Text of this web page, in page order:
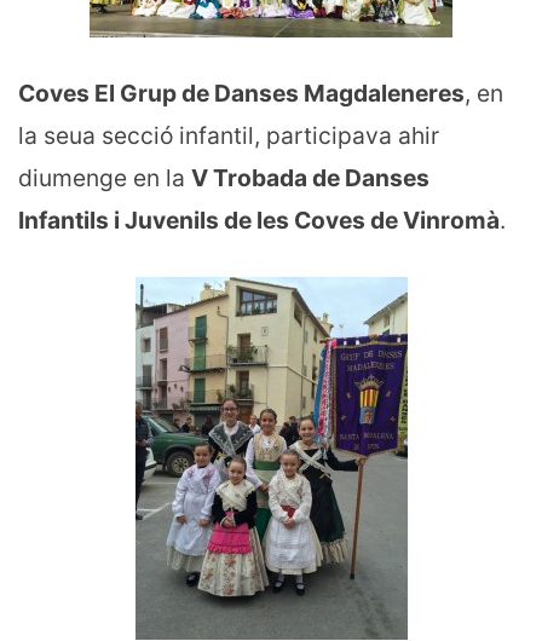
Coves El Grup de Danses Magdaleneres, en
la seua secció infantil, participava ahir
diumenge en la V Trobada de Danses
Infantils i Juvenils de les Coves de Vinromà.